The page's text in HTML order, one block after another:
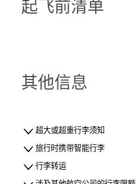
起飞前清单
其他信息
超大或超重行李须知
旅行时携带智能行李
行李转运